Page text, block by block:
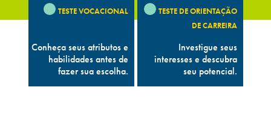
TESTE VOCACIONAL
Conheça seus atributos e
habilidades antes de
fazer sua escolha.
TESTE DE ORIENTAÇÃO
DE CARREIRA
Investigue seus
interesses e descubra
seu potencial.